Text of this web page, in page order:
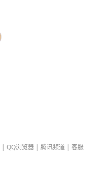
| QQ浏览器 | 腾讯频道 | 客服